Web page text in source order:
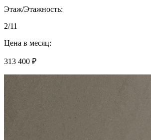
Этаж/Этажность:
2/11
Цена в месяц:
313 400 ₽